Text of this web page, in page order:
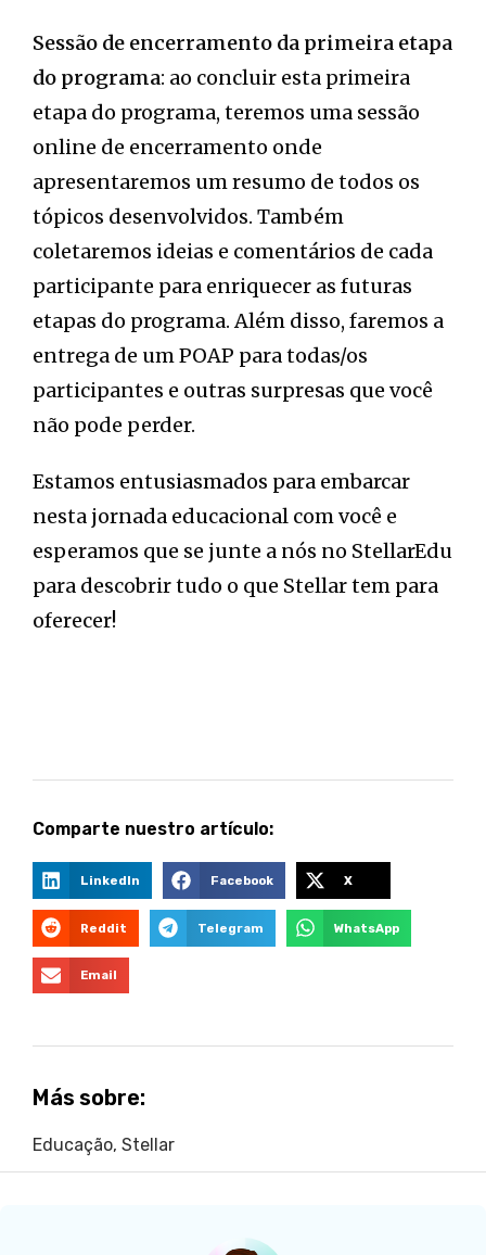
Sessão de encerramento da primeira etapa
do programa: ao concluir esta primeira
etapa do programa, teremos uma sessão
online de encerramento onde
apresentaremos um resumo de todos os
tópicos desenvolvidos. Também
coletaremos ideias e comentários de cada
participante para enriquecer as futuras
etapas do programa. Além disso, faremos a
entrega de um POAP para todas/os
participantes e outras surpresas que você
não pode perder.
Estamos entusiasmados para embarcar
nesta jornada educacional com você e
esperamos que se junte a nós no StellarEdu
para descobrir tudo o que Stellar tem para
oferecer!
Comparte nuestro artículo:
LinkedIn Facebook X
Reddit Telegram WhatsApp
Email
Más sobre:
Educação, Stellar